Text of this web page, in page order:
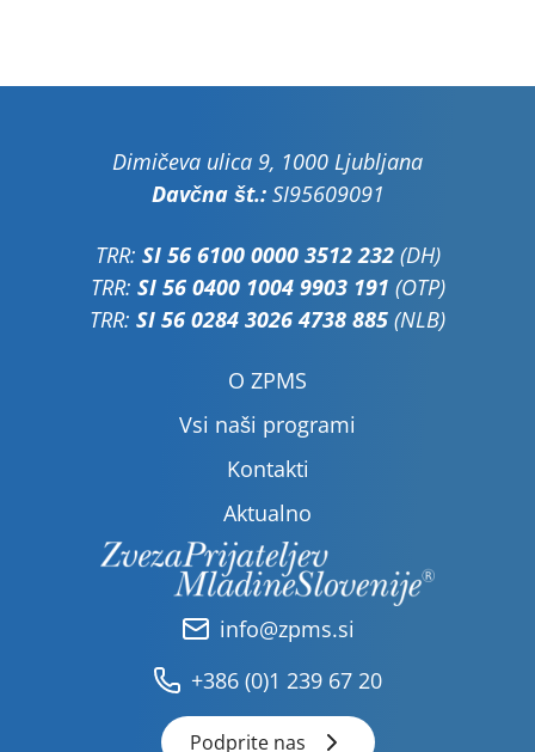
Dimičeva ulica 9, 1000 Ljubljana
Davčna št.:SI95609091
TRR: SI 56 6100 0000 3512 232(DH)
TRR: SI 56 0400 1004 9903 191 (OTP)
TRR: SI 56 0284 3026 4738 885 (NLB)
O ZPMS
Vsi naši programi
Kontakti
Aktualno
info@zpms.si
+386 (0)1 239 67 20
Podprite nas